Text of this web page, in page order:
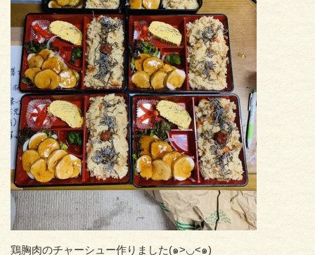
鶏胸肉のチャーシュー作りました(๑>◡<๑)